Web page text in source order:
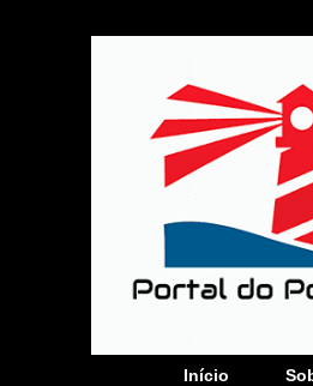
Início